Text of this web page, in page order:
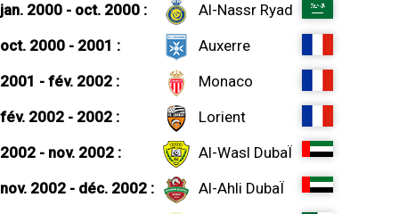
jan. 2000 - oct. 2000 :
Al-Nassr Ryad
oct. 2000 - 2001 :
Auxerre
2001 - fév. 2002 :
Monaco
fév. 2002 - 2002 :
Lorient
2002 - nov. 2002 :
Al-Wasl DubaÏ
nov. 2002 - déc. 2002 :
Al-Ahli DubaÏ